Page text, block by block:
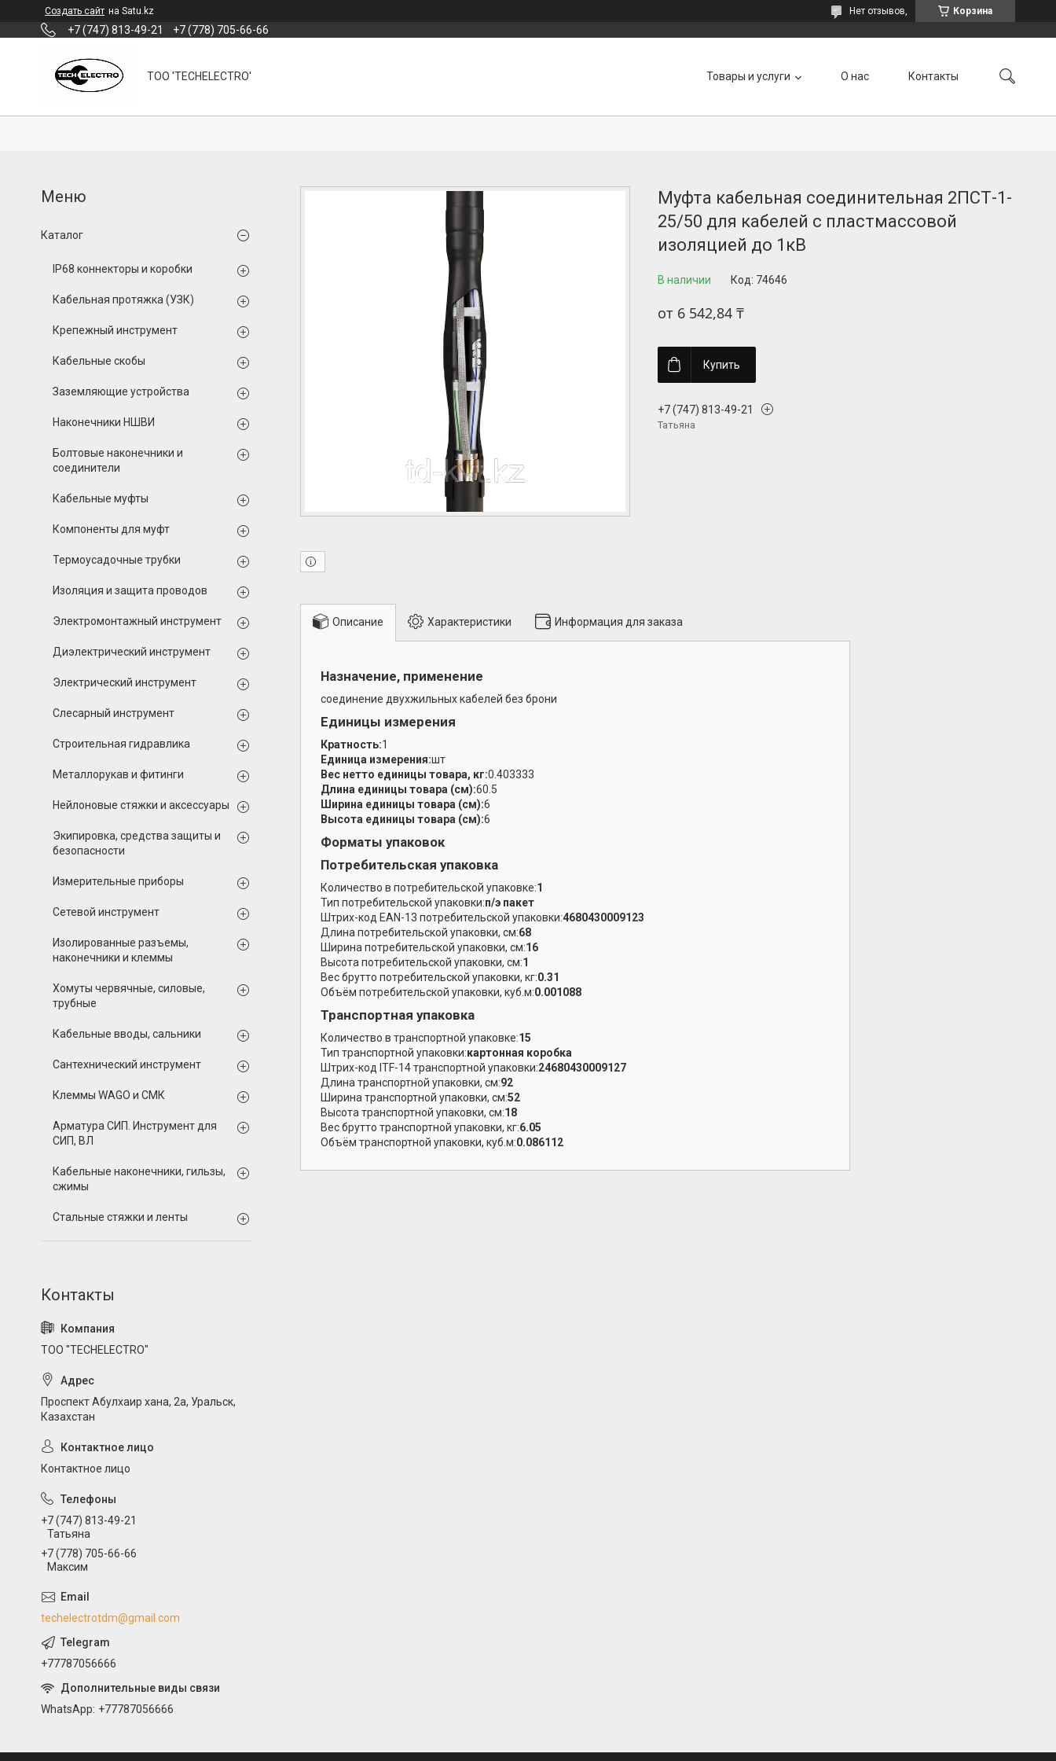
Создать сайт на Satu.kz Корзина
Нет отзывов,
+7 (747) 813-49-21 +7 (778) 705-66-66
ТОО 'TECHELECTRO' Товары и услуги О нас Контакты
Муфта кабельная соединительная 2ПСТ-1-
25/50 для кабелей с пластмассовой
изоляцией до 1кВ
В наличии Код: 74646
от 6 542,84 ₸
Купить
+7 (747) 813-49-21
Татьяна
Описание Характеристики Информация для заказа
Назначение, применение
соединение двухжильных кабелей без брони
Единицы измерения
Кратность:1
Единица измерения:шт
Вес нетто единицы товара, кг:0.403333
Длина единицы товара (см):60.5
Ширина единицы товара (см):6
Высота единицы товара (см):6
Форматы упаковок
Потребительская упаковка
Количество в потребительской упаковке:1
Тип потребительской упаковки:п/э пакет
Штрих-код EAN-13 потребительской упаковки:4680430009123
Длина потребительской упаковки, см:68
Ширина потребительской упаковки, см:16
Высота потребительской упаковки, см:1
Вес брутто потребительской упаковки, кг:0.31
Объём потребительской упаковки, куб.м:0.001088
Транспортная упаковка
Количество в транспортной упаковке:15
Тип транспортной упаковки:картонная коробка
Штрих-код ITF-14 транспортной упаковки:24680430009127
Длина транспортной упаковки, см:92
Ширина транспортной упаковки, см:52
Высота транспортной упаковки, см:18
Вес брутто транспортной упаковки, кг:6.05
Объём транспортной упаковки, куб.м:0.086112
Каталог
IP68 коннекторы и коробки
Кабельная протяжка (УЗК)
Крепежный инструмент
Кабельные скобы
Заземляющие устройства
Наконечники НШВИ
Болтовые наконечники и
соединители
Кабельные муфты
Компоненты для муфт
Термоусадочные трубки
Изоляция и защита проводов
Электромонтажный инструмент
Диэлектрический инструмент
Электрический инструмент
Слесарный инструмент
Строительная гидравлика
Металлорукав и фитинги
Нейлоновые стяжки и аксессуары
Экипировка, средства защиты и
безопасности
Измерительные приборы
Сетевой инструмент
Изолированные разъемы,
наконечники и клеммы
Хомуты червячные, силовые,
трубные
Кабельные вводы, сальники
Сантехнический инструмент
Клеммы WAGO и СМК
Арматура СИП. Инструмент для
СИП, ВЛ
Кабельные наконечники, гильзы,
сжимы
Стальные стяжки и ленты
ТОО "TECHELECTRO"
Проспект Абулхаир хана, 2а, Уральск,
Казахстан
Контактное лицо
+7 (747) 813-49-21
Татьяна
+7 (778) 705-66-66
Максим
techelectrotdm@gmail.com
+77787056666
WhatsApp +77787056666